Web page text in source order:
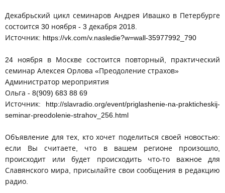
Декабрьский цикл семинаров Андрея Ивашко в Петербурге
состоится 30 ноября - 3 декабря 2018.
Источник: https://vk.com/v.nasledie?w=wall-35977992_790
24 ноября в Москве состоится повторный, практический
семинар Алексея Орлова «Преодоление страхов»
Администратор мероприятия
Ольга - 8(909) 683 88 69
Источник: http://slavradio.org/event/priglashenie-na-prakticheskij-
seminar-preodolenie-strahov_256.html
Объявление для тех, кто хочет поделиться своей новостью:
если Вы считаете, что в вашем регионе произошло,
происходит или будет происходить что-то важное для
Славянского мира, присылайте свои сообщения в редакцию
радио.